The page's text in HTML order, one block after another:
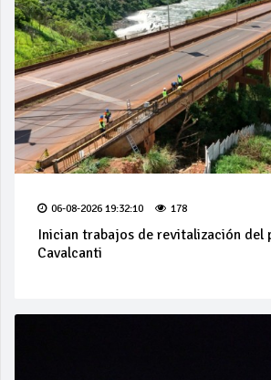
06-08-2026 19:32:10 178
Inician trabajos de revitalización del
Cavalcanti